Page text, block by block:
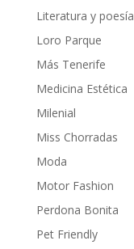
Literatura y poesía
Loro Parque
Más Tenerife
Medicina Estética
Milenial
Miss Chorradas
Moda
Motor Fashion
Perdona Bonita
Pet Friendly